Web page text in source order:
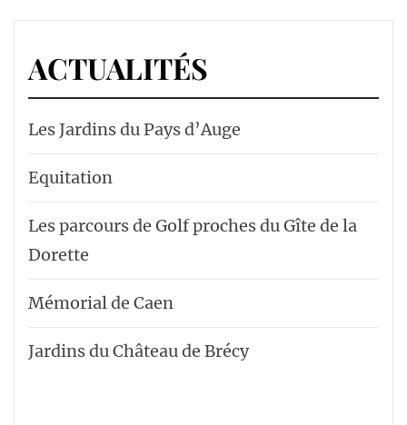
ACTUALITÉS
Les Jardins du Pays d’Auge
Equitation
Les parcours de Golf proches du Gîte de la
Dorette
Mémorial de Caen
Jardins du Château de Brécy